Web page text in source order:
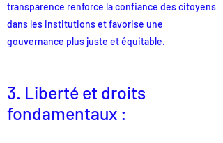
transparence renforce la confiance des citoyens
dans les institutions et favorise une
gouvernance plus juste et équitable.
3. Liberté et droits
fondamentaux :